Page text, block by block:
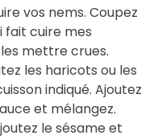
vos nems. Coupez
fait cuire mes
mettre crues.
les haricots ou les
indiqué. Ajoutez
et mélangez.
le sésame et